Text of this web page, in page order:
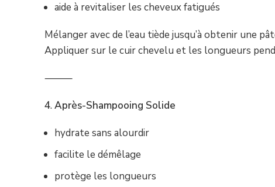
aide à revitaliser les cheveux fatigués
Mélanger avec de l’eau tiède jusqu’à obtenir une
Appliquer sur le cuir chevelu et les longueurs
⸻
4. Après-Shampooing Solide
hydrate sans alourdir
facilite le démêlage
protège les longueurs